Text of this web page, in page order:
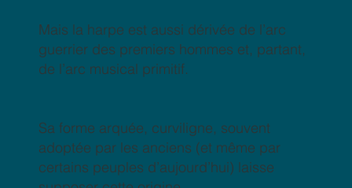
Mais la harpe est aussi dérivée de l’arc
guerrier des premiers hommes et, partant,
de l’arc musical primitif.
Sa forme arquée, curviligne, souvent
adoptée par les anciens (et même par
certains peuples d’aujourd’hui) laisse